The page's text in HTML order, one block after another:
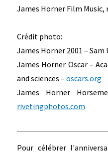
James Horner Film Music,
Crédit photo:
James Horner 2001 – Sam
James Horner Oscar –
and sciences –oscars.org
James Horner
rivetingphotos.com
Pour célébrer